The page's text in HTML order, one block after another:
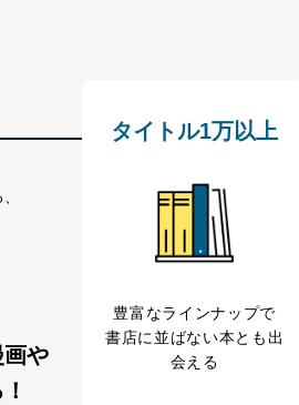
者を設置し、個人情報保護管理者の責
ス
ループディレクター 前田 嘉也
や
タイトル1万以上
豊富なラインナップで
書店に並ばない本とも出
会える